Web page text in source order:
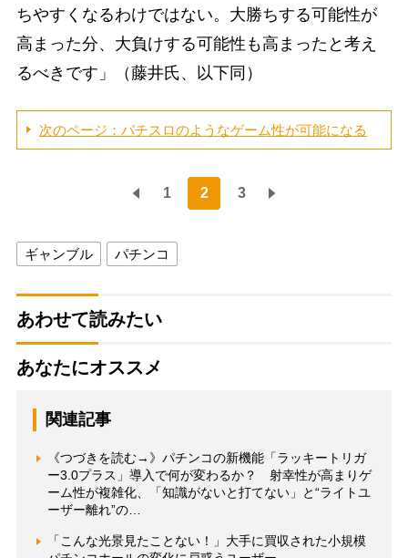
ちやすくなるわけではない。大勝ちする可能性が
高まった分、大負けする可能性も高まったと考え
るべきです」（藤井氏、以下同）
次のページ：パチスロのようなゲーム性が可能になる
1 2 3
ギャンブル パチンコ
あわせて読みたい
あなたにオススメ
関連記事
《つづきを読む→》パチンコの新機能「ラッキートリガ
ー3.0プラス」導入で何が変わるか？ 射幸性が高まりゲ
ーム性が複雑化、「知識がないと打てない」と“ライトユ
ーザー離れ”の…
「こんな光景見たことない！」大手に買収された小規模